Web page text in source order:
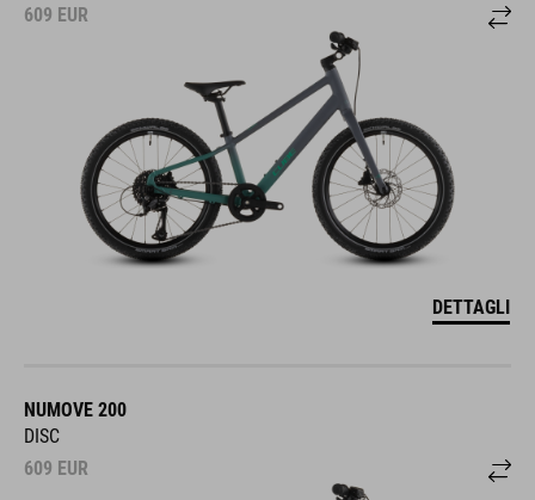
609 EUR
DETTAGLI
NUMOVE 200
DISC
609 EUR